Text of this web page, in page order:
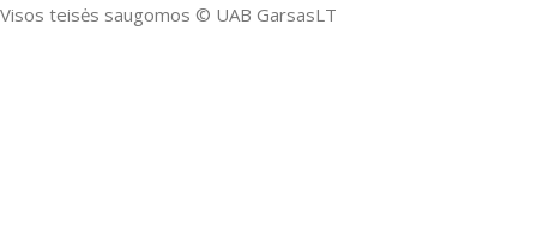
Visos teisės saugomos ©️ UAB GarsasLT